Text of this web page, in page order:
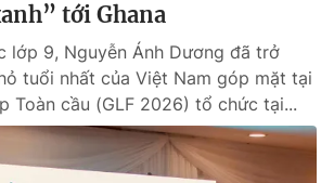
tới Ghana
lớp 9, Nguyễn Ánh Dương đã trở
tuổi nhất của Việt Nam góp mặt tại
Toàn cầu (GLF 2026) tổ chức tại...